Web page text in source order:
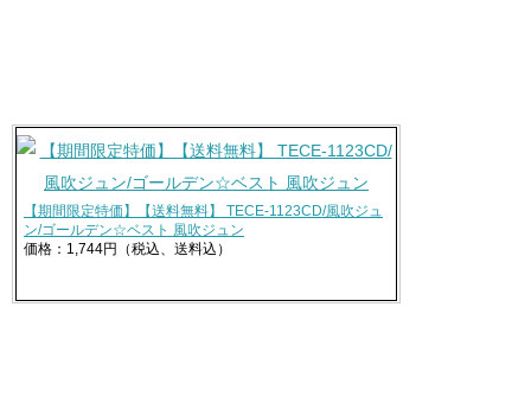
【期間限定特価】【送料無料】 TECE-1123CD/風吹ジュ
ン/ゴールデン☆ベスト 風吹ジュン
価格：1,744円（税込、送料込）